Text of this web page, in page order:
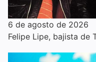
6 de agosto de 2026
Felipe Lipe, bajista de